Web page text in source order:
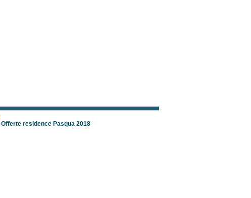
Offerte residence Pasqua 2018